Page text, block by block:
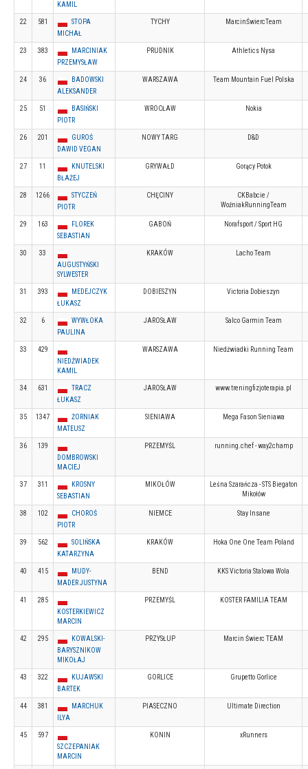
KAMIL
22 581
STOPA
MICHAŁ
TYCHY MarcinŚwiercTeam
23 383
MARCINIAK
PRZEMYSŁAW
PRUDNIK Athletics Nysa
24 36
BADOWSKI
ALEKSANDER
WARSZAWA Team Mountain Fuel Polska
25 51
BASIŃSKI
PIOTR
WROCŁAW Nokia
26 201
GUROŚ
DAWID VEGAN
NOWY TARG D&D
27 11
KNUTELSKI
BŁAŻEJ
GRYWAŁD Gorący Potok
28 1266
STYCZEŃ
PIOTR
CHĘCINY
CKBabcie /
WoźniakRunningTeam
29 163
FLOREK
SEBASTIAN
GABOŃ Norafsport / Sport HG
30
33
AUGUSTYŃSKI
SYLWESTER
KRAKÓW Lacho Team
31 393
MEDEJCZYK
ŁUKASZ
DOBIESZYN Victoria Dobieszyn
32 6
WYWŁOKA
PAULINA
JAROSŁAW Salco Garmin Team
33
429
NIEDŹWIADEK
KAMIL
WARSZAWA Niedźwiadki Running Team
34 631
TRACZ
ŁUKASZ
JAROSŁAW www.treningfizjoterapia.pl
35 1347
ŻORNIAK
MATEUSZ
SIENIAWA Mega Fason Sieniawa
36
139
DOMBROWSKI
MACIEJ
PRZEMYŚL running.chef - way2champ
37 311
KROSNY
SEBASTIAN
MIKOŁÓW
Leśna Szarańcza - STS Biegaton
Mikołów
38 102
CHOROŚ
PIOTR
NIEMCE Stay Insane
39 562
SOLIŃSKA
KATARZYNA
KRAKÓW Hoka One One Team Poland
40 415
MUDY-
MADER JUSTYNA
BEND KKS Victoria Stalowa Wola
41
285
KOSTERKIEWICZ
MARCIN
PRZEMYŚL KOSTER FAMILIA TEAM
42 295
KOWALSKI-
BARYSZNIKOW
MIKOŁAJ
PRZYSŁUP Marcin Świerc TEAM
43 322
KUJAWSKI
BARTEK
GORLICE Grupetto Gorlice
44 381
MARCHUK
ILYA
PIASECZNO Ultimate Direction
45
597
SZCZEPANIAK
MARCIN
KONIN xRunners